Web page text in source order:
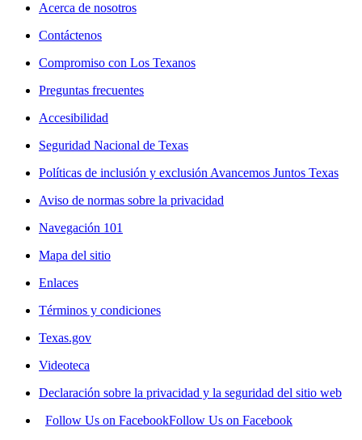
Acerca de nosotros
Contáctenos
Compromiso con Los Texanos
Preguntas frecuentes
Accesibilidad
Seguridad Nacional de Texas
Políticas de inclusión y exclusión Avancemos Juntos Texas
Aviso de normas sobre la privacidad
Navegación 101
Mapa del sitio
Enlaces
Términos y condiciones
Texas.gov
Videoteca
Declaración sobre la privacidad y la seguridad del sitio web
Follow Us on FacebookFollow Us on Facebook